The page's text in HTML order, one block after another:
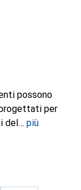
possono
per
del
più